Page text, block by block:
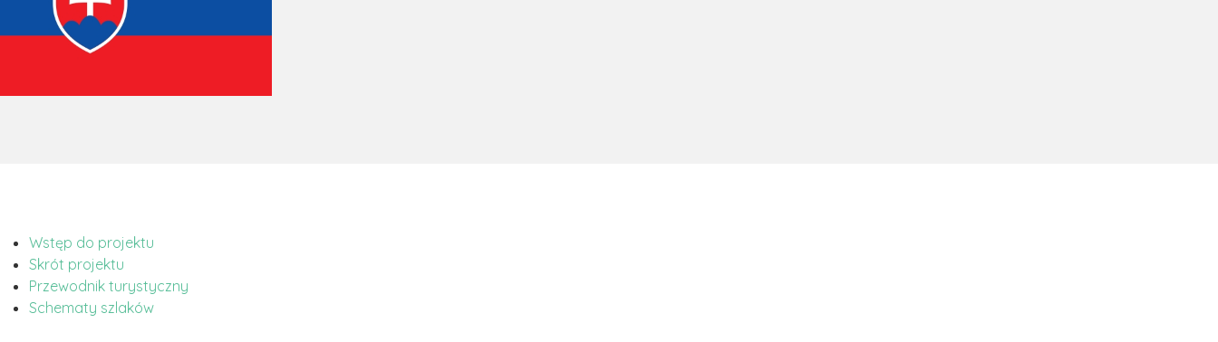
Wstęp do projektu
Skrót projektu
Przewodnik turystyczny
Schematy szlaków